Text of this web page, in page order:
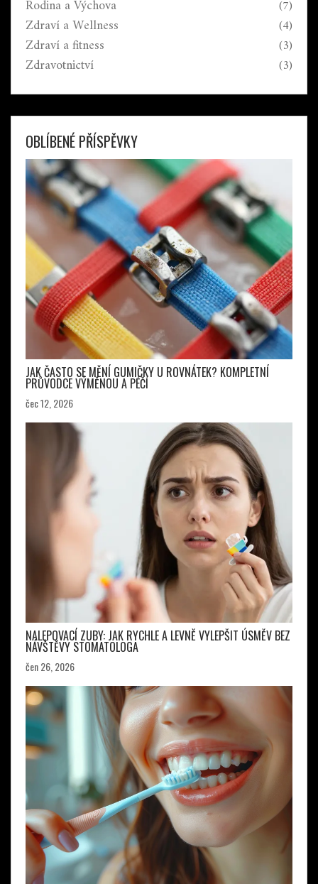
Rodina a Výchova (7)
Zdraví a Wellness (4)
Zdraví a fitness (3)
Zdravotnictví (3)
OBLÍBENÉ PŘÍSPĚVKY
JAK ČASTO SE MĚNÍ GUMIČKY U ROVNÁTEK? KOMPLETNÍ
PRŮVODCE VÝMĚNOU A PÉČÍ
čec 12, 2026
NALEPOVACÍ ZUBY: JAK RYCHLE A LEVNĚ VYLEPŠIT ÚSMĚV BEZ
NÁVŠTĚVY STOMATOLOGA
čen 26, 2026